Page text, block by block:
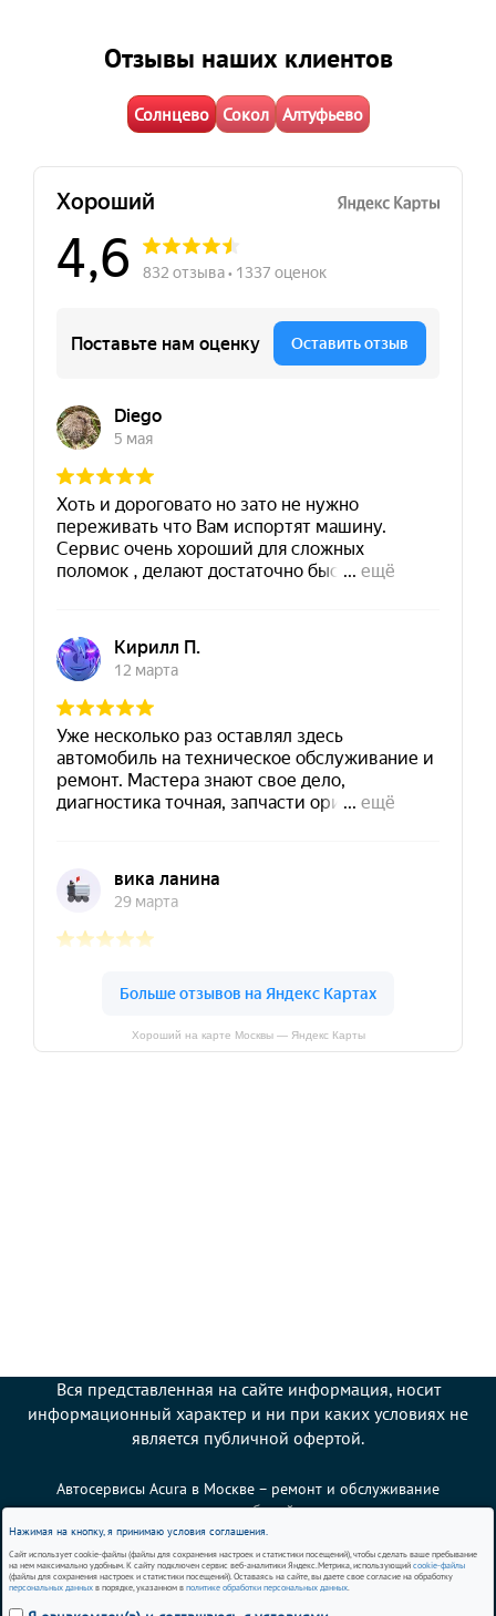
Нажимая на кнопку, я принимаю условия соглашения.
Сайт использует cookie-файлы (файлы для сохранения настроек и статистики посещений), чтобы сделать ваше пребывание
на нем максимально удобным. К сайту подключен сервис веб-аналитики Яндекс.Метрика, использующий cookie-файлы
(файлы для сохранения настроек и статистики посещений). Оставаясь на сайте, вы даете свое согласие на обработку
персональных данных в порядке, указанном в политике обработки персональных данных.
Отзывы наших клиентов
Солнцево Сокол Алтуфьево
Хороший на карте Москвы — Яндекс Карты
Вся представленная на сайте информация, носит
информационный характер и ни при каких условиях не
является публичной офертой.
Автосервисы Acura в Москве – ремонт и обслуживание
автомобилей
Политика использования cookies
Согласие на обработку персональных данных